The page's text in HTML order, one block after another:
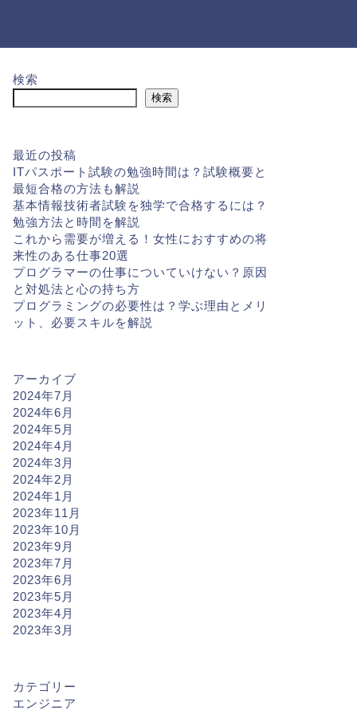
検索
検索
最近の投稿
ITパスポート試験の勉強時間は？試験概要と
最短合格の方法も解説
基本情報技術者試験を独学で合格するには？
勉強方法と時間を解説
これから需要が増える！女性におすすめの将
来性のある仕事20選
プログラマーの仕事についていけない？原因
と対処法と心の持ち方
プログラミングの必要性は？学ぶ理由とメリ
ット、必要スキルを解説
アーカイブ
2024年7月
2024年6月
2024年5月
2024年4月
2024年3月
2024年2月
2024年1月
2023年11月
2023年10月
2023年9月
2023年7月
2023年6月
2023年5月
2023年4月
2023年3月
カテゴリー
エンジニア